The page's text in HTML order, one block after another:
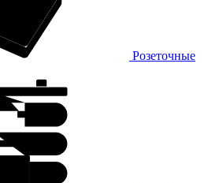
Розеточные